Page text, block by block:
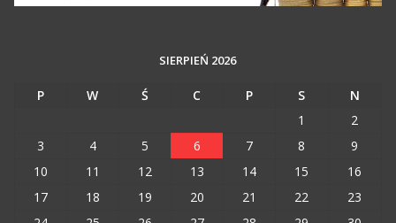
SIERPIEŃ 2026
P W Ś C P S
N
1
2
3
4 5 6 7 8
9
10
11 12 13 14 15
16
17
18 19 20 21 22
23